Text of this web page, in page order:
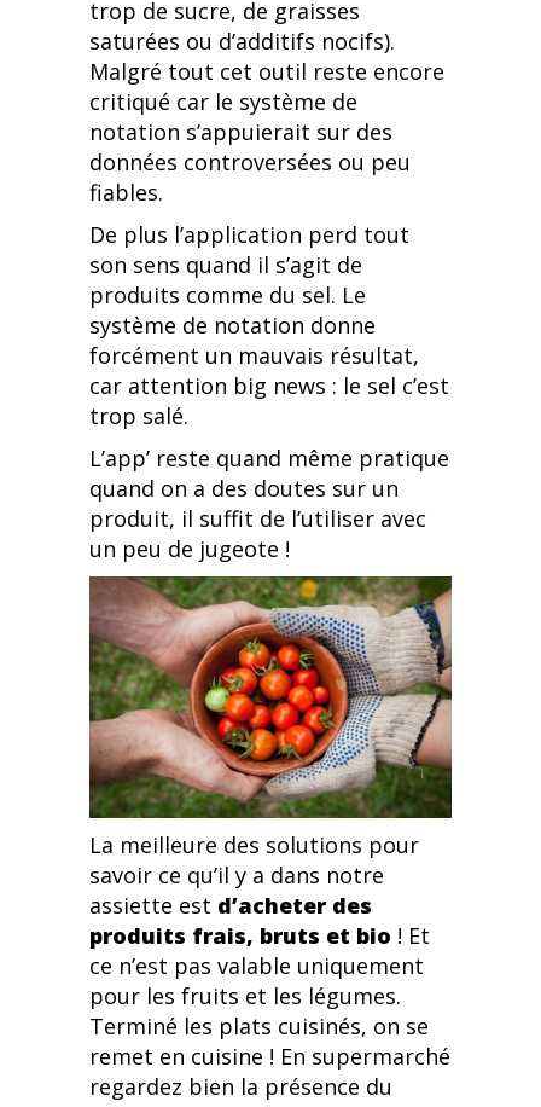
trop de sucre, de graisses
saturées ou d’additifs nocifs).
Malgré tout cet outil reste encore
critiqué car le système de
notation s’appuierait sur des
données controversées ou peu
fiables.
De plus l’application perd tout
son sens quand il s’agit de
produits comme du sel. Le
système de notation donne
forcément un mauvais résultat,
car attention big news : le sel c’est
trop salé.
L’app’ reste quand même pratique
quand on a des doutes sur un
produit, il suffit de l’utiliser avec
un peu de jugeote !
La meilleure des solutions pour
savoir ce qu’il y a dans notre
assiette est d’acheter des
produits frais, bruts et bio ! Et
ce n’est pas valable uniquement
pour les fruits et les légumes.
Terminé les plats cuisinés, on se
remet en cuisine ! En supermarché
regardez bien la présence du